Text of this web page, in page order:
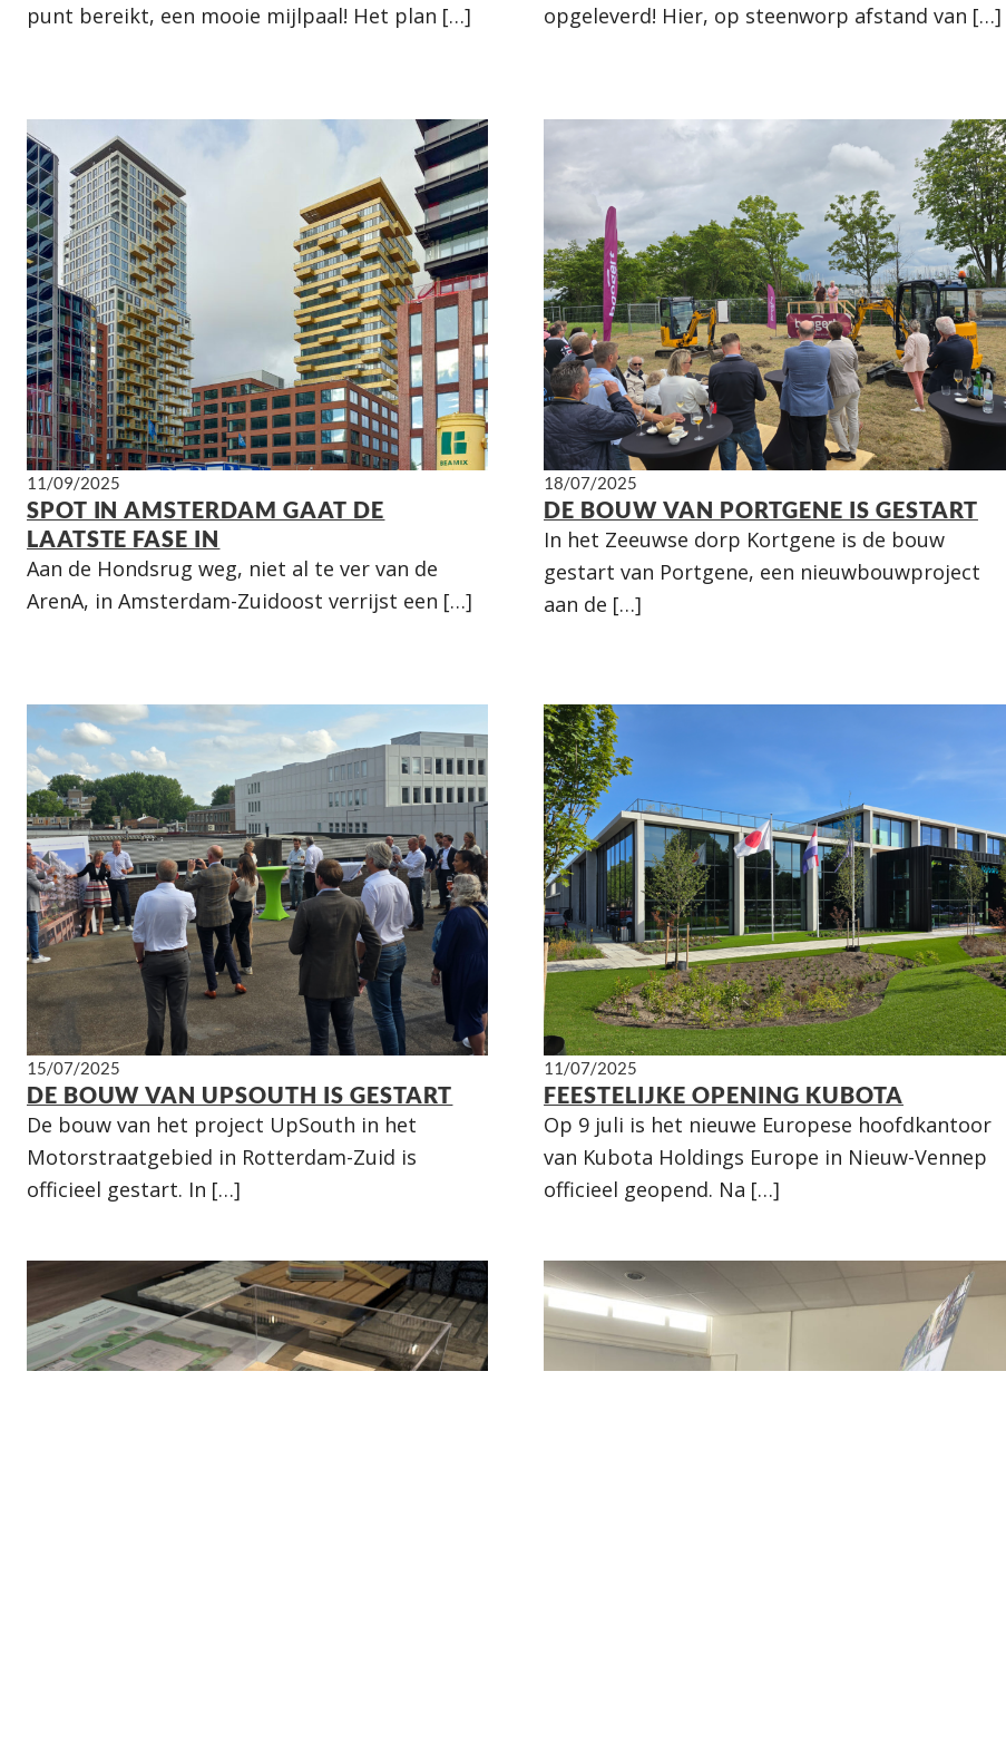
punt bereikt, een mooie mijlpaal! Het plan […]
opgeleverd! Hier, op steenworp afstand van […]
11/09/2025
SPOT IN AMSTERDAM GAAT DE
LAATSTE FASE IN
Aan de Hondsrug weg, niet al te ver van de
ArenA, in Amsterdam-Zuidoost verrijst een […]
18/07/2025
DE BOUW VAN PORTGENE IS GESTART
In het Zeeuwse dorp Kortgene is de bouw
gestart van Portgene, een nieuwbouwproject
aan de […]
15/07/2025
DE BOUW VAN UPSOUTH IS GESTART
De bouw van het project UpSouth in het
Motorstraatgebied in Rotterdam-Zuid is
officieel gestart. In […]
11/07/2025
FEESTELIJKE OPENING KUBOTA
Op 9 juli is het nieuwe Europese hoofdkantoor
van Kubota Holdings Europe in Nieuw-Vennep
officieel geopend. Na […]